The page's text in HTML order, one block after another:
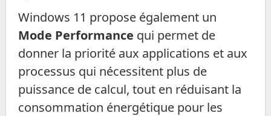
Windows 11 propose également un
Mode Performance qui permet de
donner la priorité aux applications et aux
processus qui nécessitent plus de
puissance de calcul, tout en réduisant la
consommation énergétique pour les